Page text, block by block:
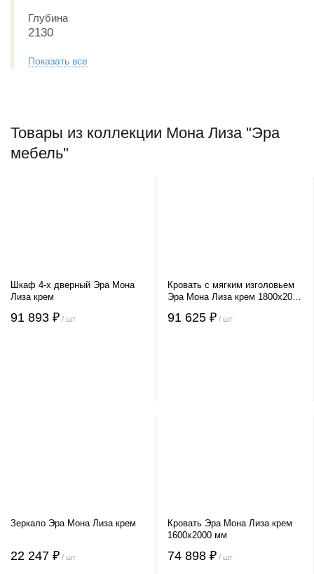
Глубина
2130
Показать все
Товары из коллекции Мона Лиза "Эра
мебель"
Шкаф 4-х дверный Эра Мона
Лиза крем
91 893 ₽ / шт
Кровать с мягким изголовьем
Эра Мона Лиза крем 1800х2000
91 625 ₽ / шт
Зеркало Эра Мона Лиза крем
22 247 ₽ / шт
Кровать Эра Мона Лиза крем
1600х2000 мм
74 898 ₽ / шт